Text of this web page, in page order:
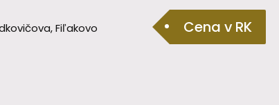
Fiľakovo Cena v RK